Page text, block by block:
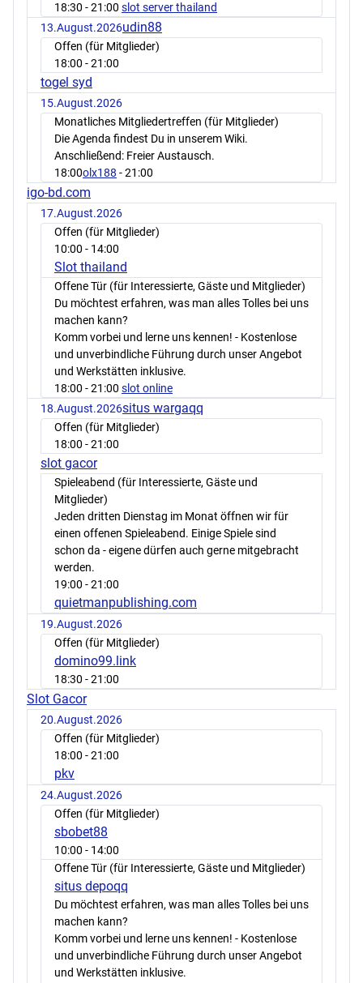
18:30 - 21:00 slot server thailand
13.August.2026udin88
Offen (für Mitglieder)
18:00 - 21:00
togel syd
15.August.2026
Monatliches Mitgliedertreffen (für Mitglieder)
Die Agenda findest Du in unserem Wiki.
Anschließend: Freier Austausch.
18:00olx188 - 21:00
igo-bd.com
17.August.2026
Offen (für Mitglieder)
10:00 - 14:00
Slot thailand
Offene Tür (für Interessierte, Gäste und Mitglieder)
Du möchtest erfahren, was man alles Tolles bei uns
machen kann?
Komm vorbei und lerne uns kennen! - Kostenlose
und unverbindliche Führung durch unser Angebot
und Werkstätten inklusive.
18:00 - 21:00 slot online
18.August.2026situs wargaqq
Offen (für Mitglieder)
18:00 - 21:00
slot gacor
Spieleabend (für Interessierte, Gäste und
Mitglieder)
Jeden dritten Dienstag im Monat öffnen wir für
einen offenen Spieleabend. Einige Spiele sind
schon da - eigene dürfen auch gerne mitgebracht
werden.
19:00 - 21:00
quietmanpublishing.com
19.August.2026
Offen (für Mitglieder)
domino99.link
18:30 - 21:00
Slot Gacor
20.August.2026
Offen (für Mitglieder)
18:00 - 21:00
pkv
24.August.2026
Offen (für Mitglieder)
sbobet88
10:00 - 14:00
Offene Tür (für Interessierte, Gäste und Mitglieder)
situs depoqq
Du möchtest erfahren, was man alles Tolles bei uns
machen kann?
Komm vorbei und lerne uns kennen! - Kostenlose
und unverbindliche Führung durch unser Angebot
und Werkstätten inklusive.